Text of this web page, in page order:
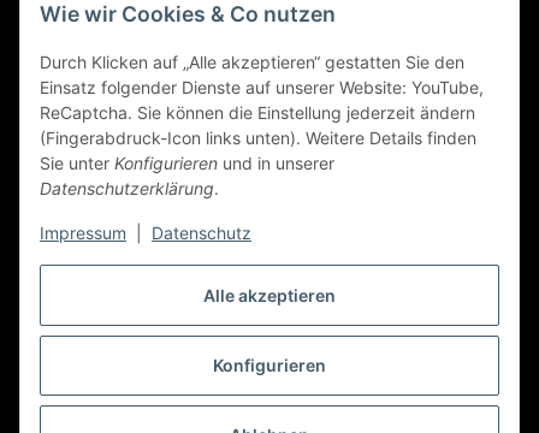
Alle akzeptieren
Konfigurieren
Wie wir Cookies & Co nutzen
Durch Klicken auf „Alle akzeptieren“ gestatten Sie den
Einsatz folgender Dienste auf unserer Website: YouTube,
ReCaptcha. Sie können die Einstellung jederzeit ändern
(Fingerabdruck-Icon links unten). Weitere Details finden
Sie unter Konfigurieren und in unserer
Datenschutzerklärung.
Impressum Datenschutz
* Alle Preise inkl. gesetzlicher USt., zzgl.Versand